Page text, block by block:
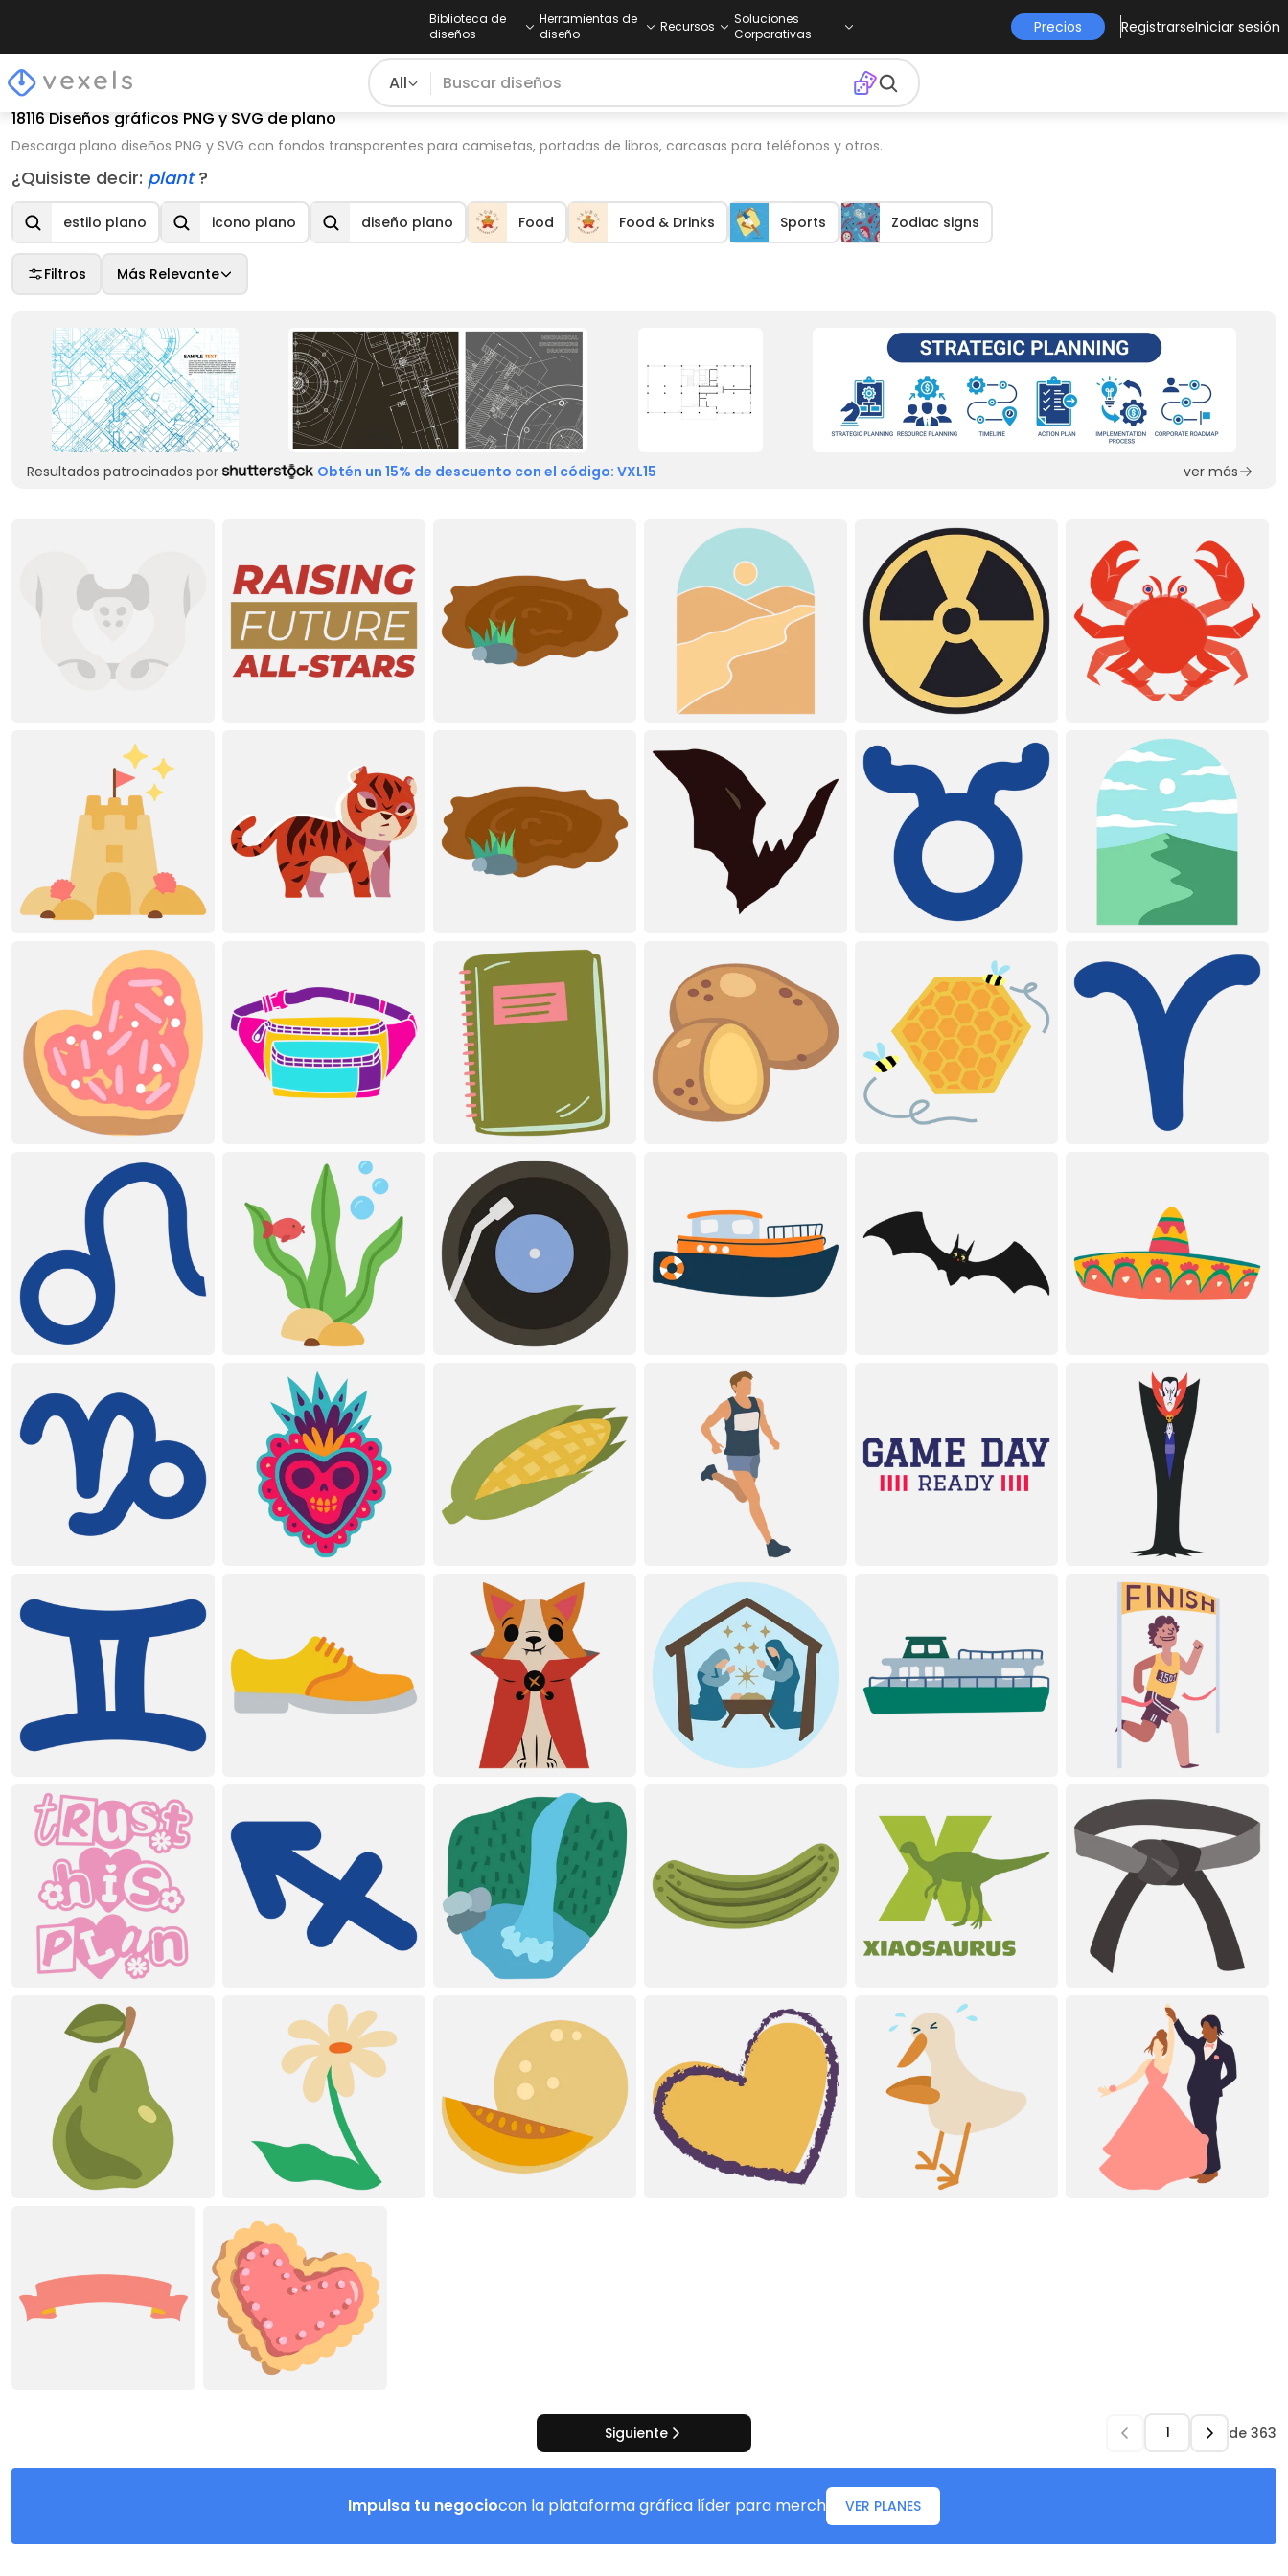
Biblioteca de
diseños
Herramientas de
diseño
Recursos
Soluciones
Corporativas
Precios RegistrarseIniciar sesión
All
18116 Diseños gráficos PNG y SVG de plano
Descarga plano diseños PNG y SVG con fondos transparentes para camisetas, portadas de libros, carcasas para teléfonos y otros.
¿Quisiste decir: plant?
estilo plano icono plano diseño plano Food Food & Drinks Sports Zodiac signs
Filtros Más Relevante
Resultados patrocinados por Obtén un 15% de descuento con el código: VXL15 ver más
Siguiente de 363
Impulsa tu negociocon la plataforma gráfica líder para merch VER PLANES